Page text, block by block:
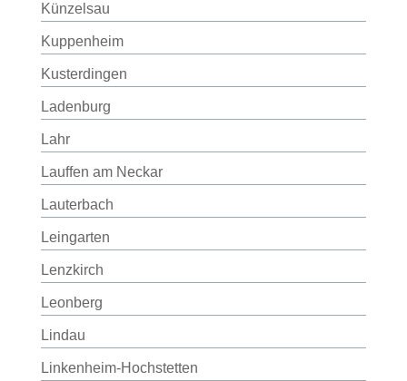
Künzelsau
Kuppenheim
Kusterdingen
Ladenburg
Lahr
Lauffen am Neckar
Lauterbach
Leingarten
Lenzkirch
Leonberg
Lindau
Linkenheim-Hochstetten